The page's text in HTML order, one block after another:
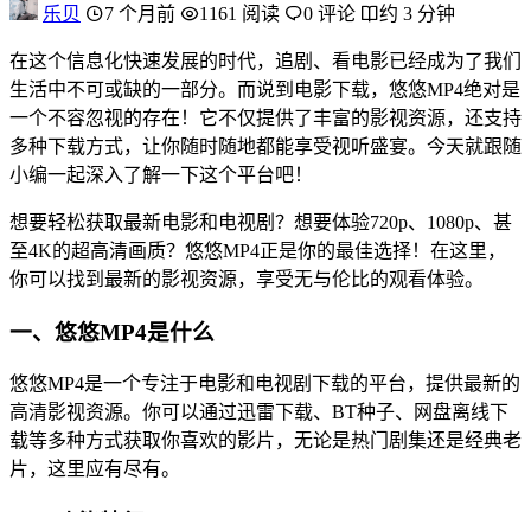
乐贝 7 个月前 1161 阅读 0 评论 约 3 分钟
在这个信息化快速发展的时代，追剧、看电影已经成为了我们
生活中不可或缺的一部分。而说到电影下载，悠悠MP4绝对是
一个不容忽视的存在！它不仅提供了丰富的影视资源，还支持
多种下载方式，让你随时随地都能享受视听盛宴。今天就跟随
小编一起深入了解一下这个平台吧！
想要轻松获取最新电影和电视剧？想要体验720p、1080p、甚
至4K的超高清画质？悠悠MP4正是你的最佳选择！在这里，
你可以找到最新的影视资源，享受无与伦比的观看体验。
一、悠悠MP4是什么
悠悠MP4是一个专注于电影和电视剧下载的平台，提供最新的
高清影视资源。你可以通过迅雷下载、BT种子、网盘离线下
载等多种方式获取你喜欢的影片，无论是热门剧集还是经典老
片，这里应有尽有。